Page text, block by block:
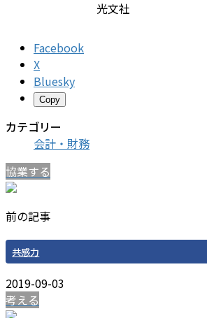
光文社
Facebook
X
Bluesky
Copy
カテゴリー
会計・財務
協業する
前の記事
共感力
2019-09-03
考える